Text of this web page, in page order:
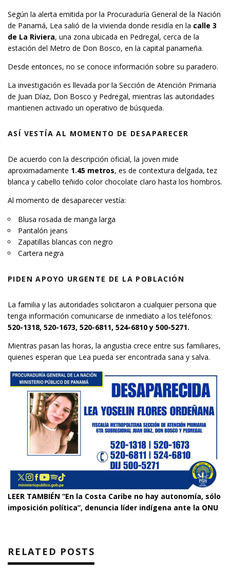
Según la alerta emitida por la Procuraduría General de la Nación
de Panamá, Lea salió de la vivienda donde residía en la calle 3
de La Riviera, una zona ubicada en Pedregal, cerca de la
estación del Metro de Don Bosco, en la capital panameña.
Desde entonces, no se conoce información sobre su paradero.
La investigación es llevada por la Sección de Atención Primaria
de Juan Díaz, Don Bosco y Pedregal, mientras las autoridades
mantienen activado un operativo de búsqueda.
ASÍ VESTÍA AL MOMENTO DE DESAPARECER
De acuerdo con la descripción oficial, la joven mide
aproximadamente 1.45 metros, es de contextura delgada, tez
blanca y cabello teñido color chocolate claro hasta los hombros.
Al momento de desaparecer vestía:
Blusa rosada de manga larga
Pantalón jeans
Zapatillas blancas con negro
Cartera negra
PIDEN APOYO URGENTE DE LA POBLACIÓN
La familia y las autoridades solicitaron a cualquier persona que
tenga información comunicarse de inmediato a los teléfonos:
520-1318, 520-1673, 520-6811, 524-6810 y 500-5271.
Mientras pasan las horas, la angustia crece entre sus familiares,
quienes esperan que Lea pueda ser encontrada sana y salva.
LEER TAMBIÉN “En la Costa Caribe no hay autonomía, sólo
imposición política”, denuncia líder indígena ante la ONU
RELATED POSTS